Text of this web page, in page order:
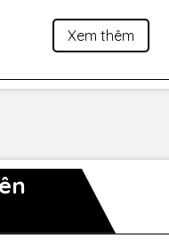
đảm bảo anh em sẽ truyền
trang bị bộ chuyển đổi
Focusrite, mang đến
Xem thêm